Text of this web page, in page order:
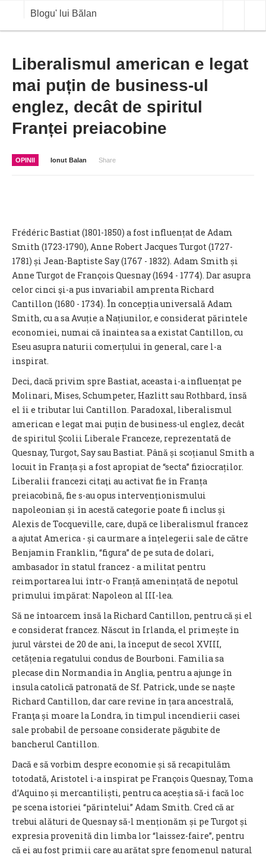
Blogu' lui Bălan
OPINII
ANALIZE
BLOG IN DIALOG
STIRI
CURS VALUTAR IN TIMP REAL
Liberalismul american e legat
mai puțin de business-ul
englez, decât de spiritul
Franței preiacobine
OPINII Ionut Balan Share
Frédéric Bastiat (1801-1850) a fost influențat de Adam
Smith (1723-1790), Anne Robert Jacques Turgot (1727-
1781) și Jean-Baptiste Say (1767 - 1832). Adam Smith și
Anne Turgot de François Quesnay (1694 - 1774). Dar asupra
celor cinci şi-a pus invariabil amprenta Richard
Cantillon (1680 - 1734). În concepția universală Adam
Smith, cu a sa Avuție a Națiunilor, e considerat părintele
economiei, numai că înaintea sa a existat Cantillon, cu
Eseu asupra naturii comerțului în general, care l-a
inspirat.
Deci, dacă privim spre Bastiat, aceasta i-a influențat pe
Molinari, Mises, Schumpeter, Hazlitt sau Rothbard, însă
el îi e tributar lui Cantillon. Paradoxal, liberalismul
american e legat mai puțin de business-ul englez, decât
de spiritul Școlii Liberale Franceze, reprezentată de
Quesnay, Turgot, Say sau Bastiat. Până și scoțianul Smith a
locuit în Franța și a fost apropiat de “secta” fiziocraților.
Liberalii francezi citaţi au activat fie în Franța
preiacobină, fie s-au opus intervenționismului
napoleonian și în acestă categorie poate fi inclus și
Alexis de Tocqueville, care, după ce liberalismul francez
a ajutat America - și ca urmare a înțelegerii sale de către
Benjamin Franklin, “figura” de pe suta de dolari,
ambasador în statul francez - a militat pentru
reimportarea lui într-o Franță amenințată de nepotul
primului împărat: Napoleon al III-lea.
Să ne întoarcem însă la Richard Cantillon, pentru că și el
e considerat francez. Născut în Irlanda, el primește în
jurul vârstei de 20 de ani, la început de secol XVIII,
cetățenia regatului condus de Bourboni. Familia sa
plecase din Normandia în Anglia, pentru a ajunge în
insula catolică patronată de Sf. Patrick, unde se naște
Richard Cantillon, dar care revine în țara ancestrală,
Franţa și moare la Londra, în timpul incendierii casei
sale probabil de persoane considerate păgubite de
bancherul Cantillon.
Dacă e să vorbim despre economie și să recapitulăm
totodată, Aristotel i-a inspirat pe François Quesnay, Toma
d’Aquino și mercantiliști, pentru ca aceștia să-i facă loc
pe scena istoriei “părintelui” Adam Smith. Cred că ar
trebui alături de Quesnay să-l menționăm și pe Turgot și
expresia provenită din limba lor “laissez-faire”, pentru
că ei au fost primii care au arătat spre fenomenul natural